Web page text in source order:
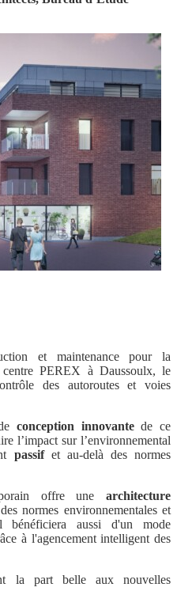
et maintenance pour la
PEREX à Daussoulx, le
des autoroutes et voies
conception innovantede ce
l’impact sur l’environnemental
passifet au-delà des normes
offre une architecture
normes environnementales et
bénéficiera aussi d'un mode
à l'agencement intelligent des
la part belle aux nouvelles